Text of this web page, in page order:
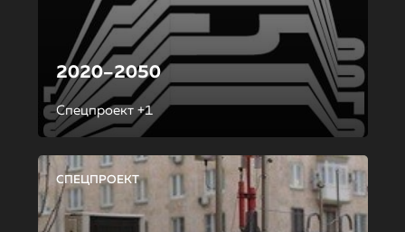
2020–2050
Спецпроект +1
СПЕЦПРОЕКТ